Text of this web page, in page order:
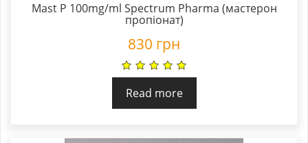
Mast P 100mg/ml Spectrum Pharma (мастерон
пропіонат)
830 грн
Read more